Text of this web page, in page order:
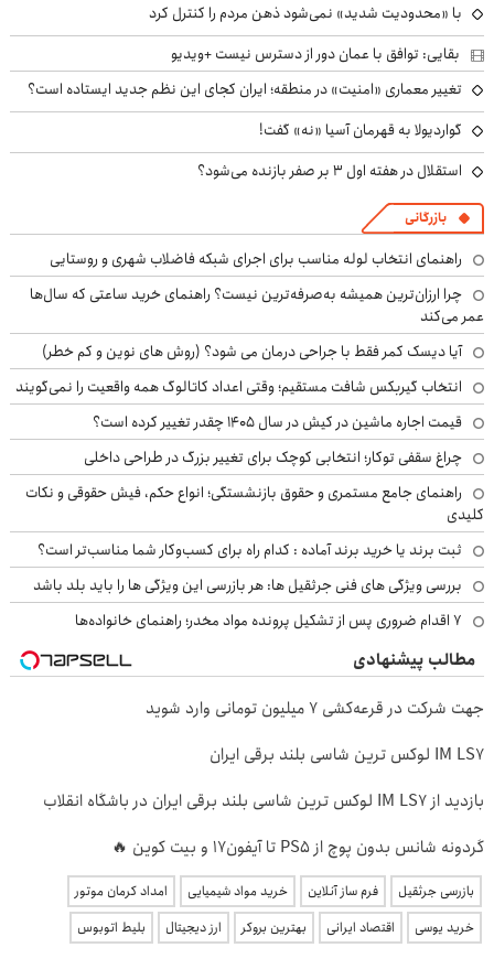
با «محدودیت شدید» نمی‌شود ذهن مردم را کنترل کرد
بقایی: توافق با عمان دور از دسترس نیست +ویدیو
تغییر معماری «امنیت» در منطقه؛ ایران کجای این نظم جدید ایستاده است؟
گواردیولا به قهرمان آسیا «نه» گفت!
استقلال در هفته اول ۳ بر صفر بازنده می‌شود؟
بازرگانی
راهنمای انتخاب لوله مناسب برای اجرای شبکه فاضلاب شهری و روستایی
چرا ارزان‌ترین همیشه به‌صرفه‌ترین نیست؟ راهنمای خرید ساعتی که سال‌ها
عمر می‌کند
آیا دیسک کمر فقط با جراحی درمان می شود؟ (روش های نوین و کم خطر)
انتخاب گیربکس شافت مستقیم؛ وقتی اعداد کاتالوگ همه واقعیت را نمی‌گویند
قیمت اجاره ماشین در کیش در سال ۱۴۰۵ چقدر تغییر کرده است؟
چراغ سقفی توکار؛ انتخابی کوچک برای تغییر بزرگ در طراحی داخلی
راهنمای جامع مستمری و حقوق بازنشستگی؛ انواع حکم، فیش حقوقی و نکات
کلیدی
ثبت برند یا خرید برند آماده : کدام راه برای کسب‌وکار شما مناسب‌تر است؟
بررسی ویژگی های فنی جرثقیل ها: هر بازرسی این ویژگی ها را باید بلد باشد
۷ اقدام ضروری پس از تشکیل پرونده مواد مخدر؛ راهنمای خانواده‌ها
مطالب پیشنهادی
جهت شرکت در قرعه‌کشی ۷ میلیون تومانی وارد شوید
IM LS7 لوکس ترین شاسی بلند برقی ایران
بازدید از IM LS7 لوکس ترین شاسی بلند برقی ایران در باشگاه انقلاب
گردونه شانس بدون پوچ از PS5 تا آیفون17 و بیت کوین 🔥
بازرسی جرثقیل فرم ساز آنلاین خرید مواد شیمیایی
امداد کرمان موتور
خرید یوسی
اقتصاد ایرانی بهترین بروکر ارز دیجیتال بلیط اتوبوس